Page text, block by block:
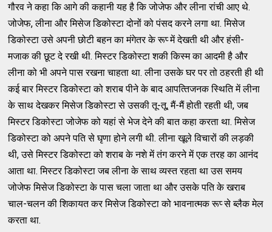
गौरव ने कहा कि आगे की कहानी यह है कि जोजेफ और लीना रांची आए थे.
जोजेफ, लीना और मिसेज डिकोस्‍टा दोनों को पंसद करने लगा था. मिसेज
डिकोस्‍टा उसे अपनी छोटी बहन का मंगेतर के रूप्‍ में देखती थी और हंसी-
मजाक की छूट दे रखी थी. मिस्‍टर डिकोस्‍टा शकी किस्‍म का आदमी है और
लीना को भी अपने पास रखना चाहता था. लीना उसके घर पर तो ठहरती ही थी
कई बार मिस्‍टर डिकोस्‍टा को शराब पीने के बाद आपत्‍तिजनक स्‍थिति में लीना
के साथ देखकर मिसेज डिकोस्‍टा से उसकी तू-तू, मैं-मैं होती रहती थी, जब
मिस्‍टर डिकोस्‍टा जोजेफ को यहां से भेज देने की बात कहा करता था. मिसेज
डिकोस्‍टा को अपने पति से घृणा होने लगी थी. लीना खूले विचारों की लड़की
थी, उसे मिस्‍टर डिकोस्‍टा को शराब के नशे में तंग करने में एक तरह का आनंद
आता था. मिस्‍टर डिकोस्‍टा जब लीना के साथ व्‍यस्‍त रहता था उस समय
जोजेफ मिसेज डिकोस्‍टा के पास चला जाता था और उसके पति के खराब
चाल-चलन की शिकायत कर मिसेज डिकोस्‍टा को भावनात्‍मक रूप्‍ से ब्‍लैक मेल
करता था.